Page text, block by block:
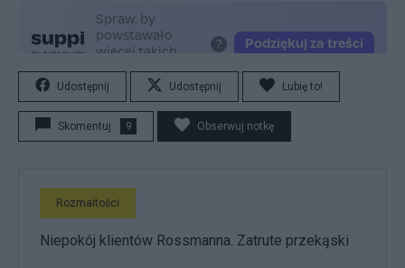
Udostępnij Udostępnij Lubię to!
Skomentuj 9 Obserwuj notkę
Rozmaitości
Niepokój klientów Rossmanna. Zatrute przekąski